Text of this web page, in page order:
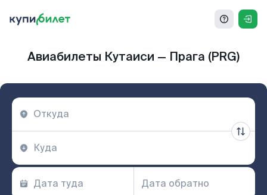
Авиабилеты Кутаиси — Прага (PRG)